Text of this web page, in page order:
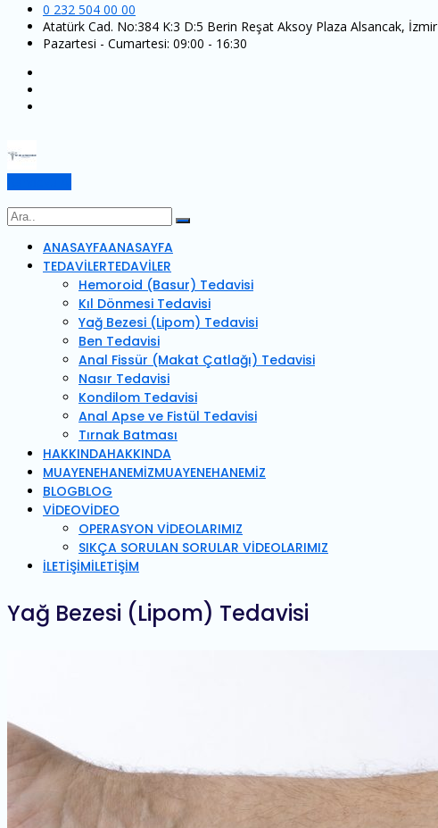
0 232 504 00 00
Atatürk Cad. No:384 K:3 D:5 Berin Reşat Aksoy Plaza Alsancak, İzmir
Pazartesi - Cumartesi: 09:00 - 16:30
ANASAYFAANASAYFA
TEDAVİLERTEDAVİLER
Hemoroid (Basur) Tedavisi
Kıl Dönmesi Tedavisi
Yağ Bezesi (Lipom) Tedavisi
Ben Tedavisi
Anal Fissür (Makat Çatlağı) Tedavisi
Nasır Tedavisi
Kondilom Tedavisi
Anal Apse ve Fistül Tedavisi
Tırnak Batması
HAKKINDAHAKKINDA
MUAYENEHANEMİZMUAYENEHANEMİZ
BLOGBLOG
VİDEOVİDEO
OPERASYON VİDEOLARIMIZ
SIKÇA SORULAN SORULAR VİDEOLARIMIZ
İLETİŞİMİLETİŞİM
Yağ Bezesi (Lipom) Tedavisi